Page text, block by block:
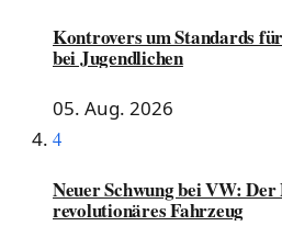
Kontrovers um Standards
bei Jugendlichen
05. Aug. 2026
4
Neuer Schwung bei VW:
revolutionäres Fahrzeug